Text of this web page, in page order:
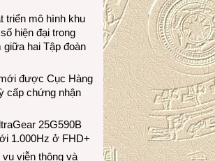
triển mô hình khu
hiện đại trong
giữa hai Tập đoàn
được Cục Hàng
cấp chứng nhận
25G590B
1.000Hz ở FHD+
viễn thông và